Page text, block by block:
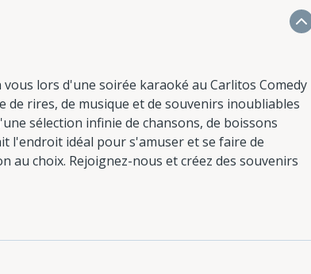
lors d'une soirée karaoké au Carlitos Comedy
de rires, de musique et de souvenirs inoubliables
sélection infinie de chansons, de boissons
l'endroit idéal pour s'amuser et se faire de
au choix. Rejoignez-nous et créez des souvenirs